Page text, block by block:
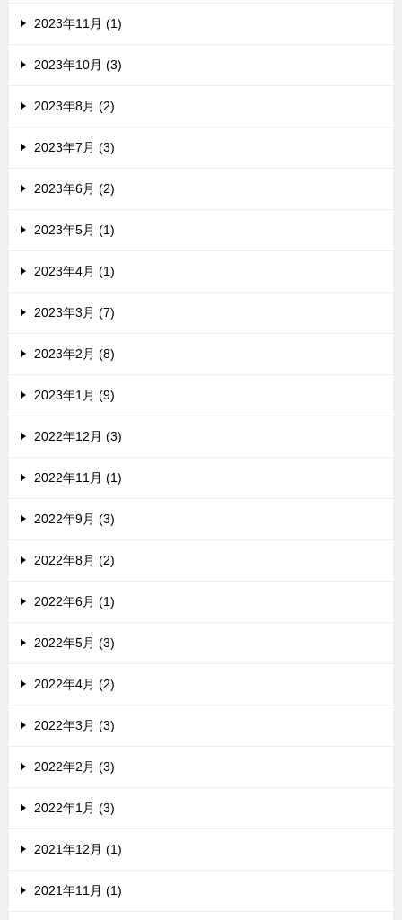
2023年11月 (1)
2023年10月 (3)
2023年8月 (2)
2023年7月 (3)
2023年6月 (2)
2023年5月 (1)
2023年4月 (1)
2023年3月 (7)
2023年2月 (8)
2023年1月 (9)
2022年12月 (3)
2022年11月 (1)
2022年9月 (3)
2022年8月 (2)
2022年6月 (1)
2022年5月 (3)
2022年4月 (2)
2022年3月 (3)
2022年2月 (3)
2022年1月 (3)
2021年12月 (1)
2021年11月 (1)